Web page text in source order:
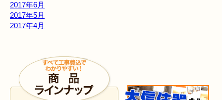
2017年6月
2017年5月
2017年4月